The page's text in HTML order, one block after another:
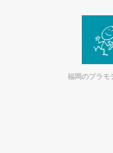
福岡のプラモ